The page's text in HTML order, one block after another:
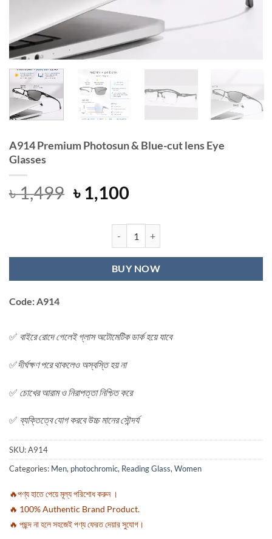
A914 Premium Photosun & Blue-cut lens Eye
Glasses
৳1,499 Original
price
৳ 1,499.
৳ 1,100Current
is:
৳ 1,100.
A914 Premium Photosun & Blue-
BUY NOW
Code: A914
✅ বাইরে রোদে গেলেই গ্লাস অটোমেটিক ডার্ক হয়ে যাবে
✅দীর্ঘক্ষণ পরে থাকলেও অস্বস্তি হয় না
✅ চোখের আরাম ও নিরাপত্তা নিশ্চিত করে
✅ ব্যক্তিত্বে যোগ করবে উচ্চ মানের সৌন্দর্য
SKU:A914
Categories: Men, photochromic, Reading Glass, Women
🔥পণ্য হাতে পেয়ে মূল্য পরিশোধ করুন ।
🔥 100% Authentic Brand Product.
🔥 পছন্দ না হলে সহজেই পণ্য ফেরত দেয়ার সুযোগ।